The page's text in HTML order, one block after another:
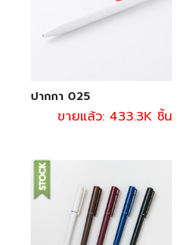
ปากกา 025
ขายแล้ว: 433.3K ชิ้น